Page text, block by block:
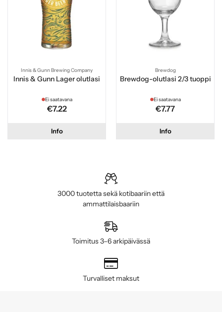
Innis & Gunn Brewing Company
Innis & Gunn Lager olutlasi
Ei saatavana
€7.22
Info
Brewdog
Brewdog-olutlasi 2/3 tuoppi
Ei saatavana
€7.77
Info
3000 tuotetta sekä kotibaariin että
ammattilaisbaariin
Toimitus 3–6 arkipäivässä
Turvalliset maksut